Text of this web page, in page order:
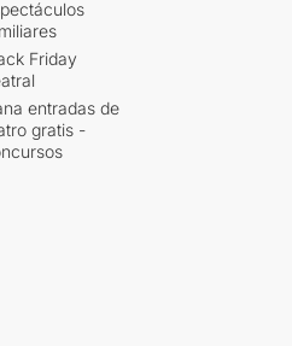
Friday
entradas de
gratis -